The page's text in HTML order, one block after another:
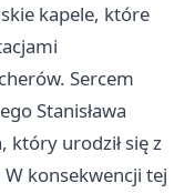
kapele, które
Sercem
Stanisława
który urodził się z
konsekwencji tej